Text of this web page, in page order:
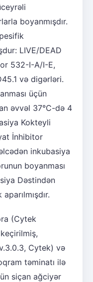
boyanmışdır.
LIVE/DEAD
532-I-A/I-E,
və digərləri.
üçün
əvvəl 37°C-də 4
Kokteyli
İnhibitor
inkubasiya
boyanması
Dəstindən
(Cytek
Cytek) və
təminatı ilə
siçan ağciyər